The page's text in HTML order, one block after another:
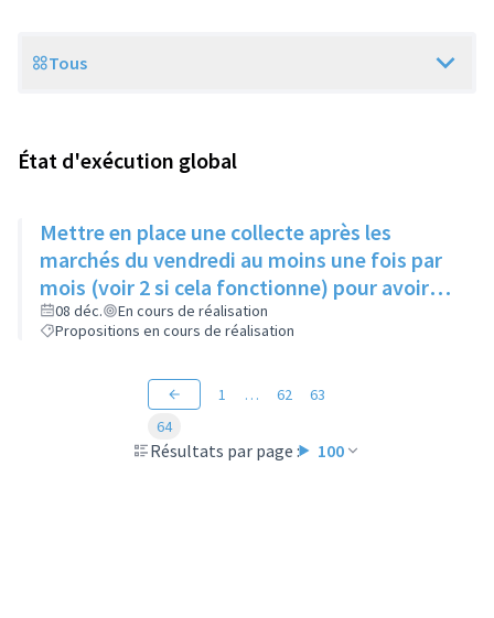
Scope
Tous
État d'exécution global
Mettre en place une collecte après les
marchés du vendredi au moins une fois par
mois (voir 2 si cela fonctionne) pour avoir
des produits frais pour l'Epice'Rill
08 déc.
En cours de réalisation
Propositions en cours de réalisation
Résultats par page : 100
1 … 62
63
64